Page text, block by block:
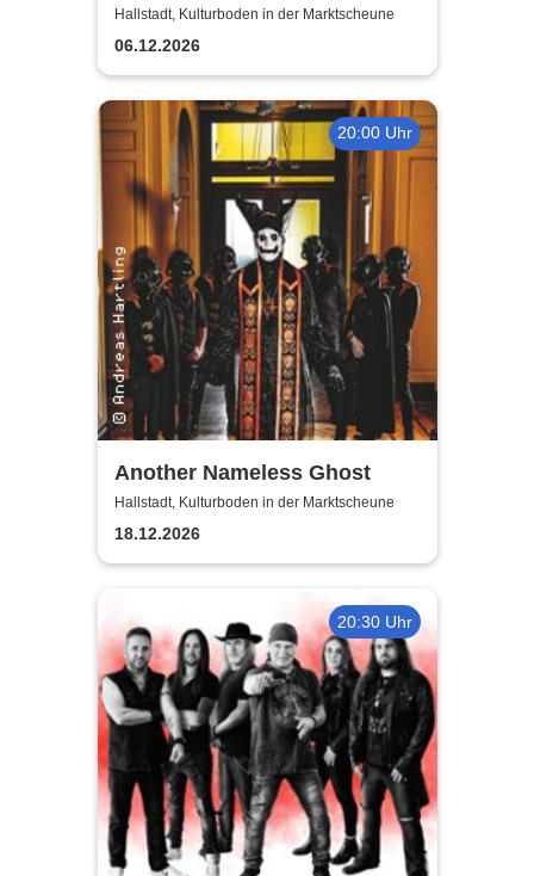
Heinz Becker
Hallstadt, Kulturboden in der Marktscheune
06.12.2026
20:00 Uhr
Another Nameless Ghost
Hallstadt, Kulturboden in der Marktscheune
18.12.2026
20:30 Uhr